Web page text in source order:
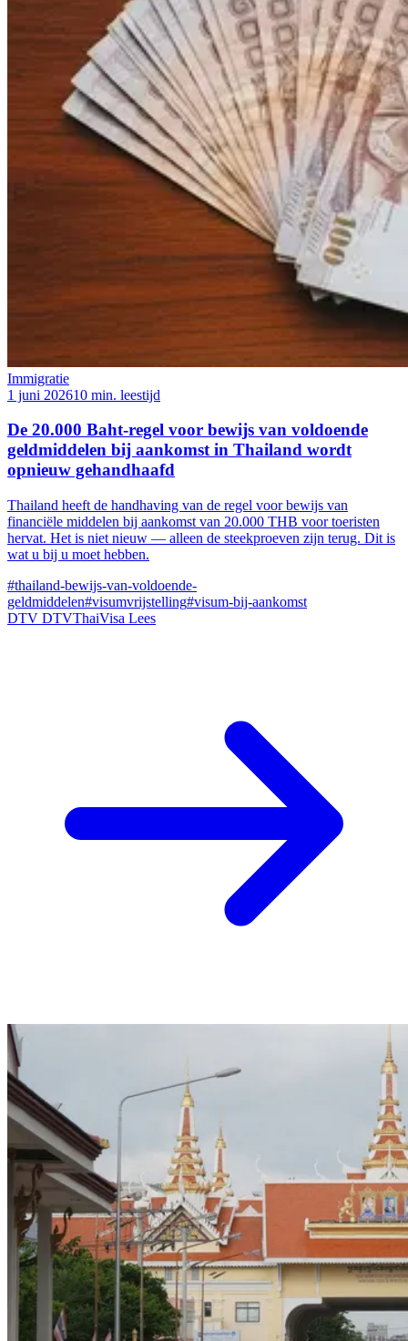
Immigratie
1 juni 202610 min. leestijd
De 20.000 Baht-regel voor bewijs van voldoende
geldmiddelen bij aankomst in Thailand wordt
opnieuw gehandhaafd
Thailand heeft de handhaving van de regel voor bewijs van
financiële middelen bij aankomst van 20.000 THB voor toeristen
hervat. Het is niet nieuw — alleen de steekproeven zijn terug. Dit is
wat u bij u moet hebben.
#thailand-bewijs-van-voldoende-
geldmiddelen#visumvrijstelling#visum-bij-aankomst
DTV DTVThaiVisa Lees